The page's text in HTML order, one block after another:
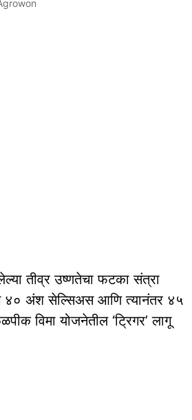
तीव्र उष्णतेचा फटका संत्रा
४० अंश सेल्सिअस आणि त्यानंतर ४५
विमा योजनेतील ‘ट्रिगर’ लागू